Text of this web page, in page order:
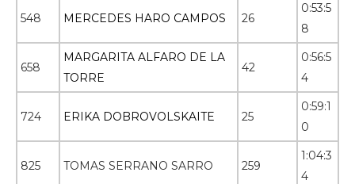
548 MERCEDES HARO CAMPOS 26
0:53:5
8
658
MARGARITA ALFARO DE LA
TORRE
42
0:56:5
4
724 ERIKA DOBROVOLSKAITE 25
0:59:1
0
825 TOMAS SERRANO SARRO 259
1:04:3
4